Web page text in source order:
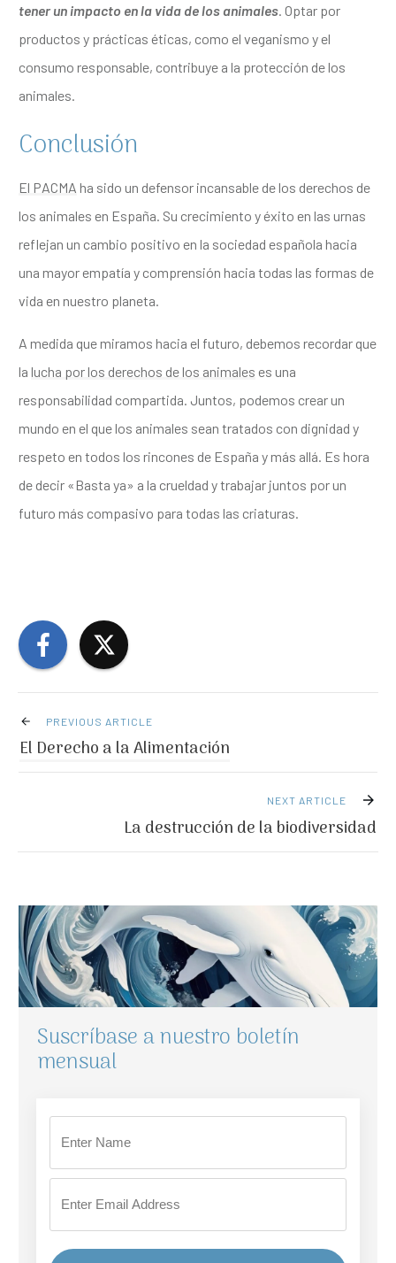
tener un impacto en la vida de los animales . Optar por
productos y prácticas éticas, como el veganismo y el
consumo responsable, contribuye a la protección de los
animales.
Conclusión
El PACMA ha sido un defensor incansable de los derechos de
los animales en España. Su crecimiento y éxito en las urnas
reflejan un cambio positivo en la sociedad española hacia
una mayor empatía y comprensión hacia todas las formas de
vida en nuestro planeta.
A medida que miramos hacia el futuro, debemos recordar que
la lucha por los derechos de los animales es una
responsabilidad compartida. Juntos, podemos crear un
mundo en el que los animales sean tratados con dignidad y
respeto en todos los rincones de España y más allá. Es hora
de decir «Basta ya» a la crueldad y trabajar juntos por un
futuro más compasivo para todas las criaturas.
PREVIOUS ARTICLE
El Derecho a la Alimentación
NEXT ARTICLE
La destrucción de la biodiversidad
Suscríbase a nuestro boletín
mensual